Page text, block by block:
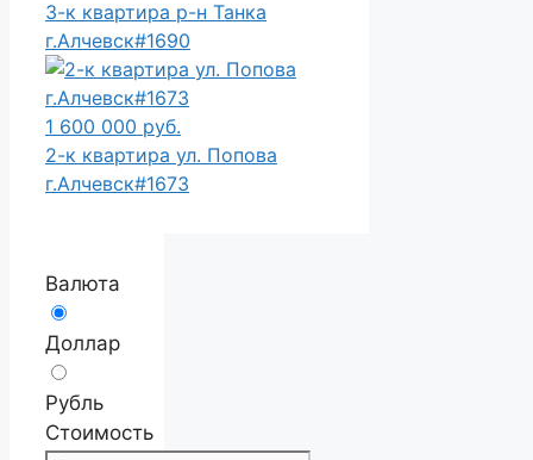
3-к квартира р-н Танка
г.Алчевск#1690
1 600 000 руб.
2-к квартира ул. Попова
г.Алчевск#1673
Валюта
Доллар
Рубль
Стоимость